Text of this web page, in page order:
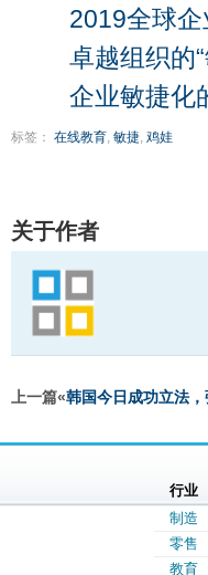
2019全球
卓越组织的
企业敏捷化
标签： 在线教育, 敏捷, 鸡娃
关于作者
上一篇«韩国今日成功立法
行业
制造
零售
教育